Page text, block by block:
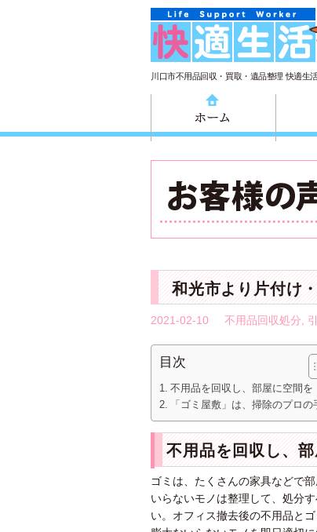
川口市不用品回収・買取・遺品整理 快適生
和光市より片付け
2021-02-10 不用品回収処分
目次
不用品を回収し、部屋に空間を
「ゴミ屋敷」は、掃除のプロの
不用品を回収し、
ゴミは、たくさんの家具などで
いらないモノは整理して、処分
い。オフィス撤去後の不用品と